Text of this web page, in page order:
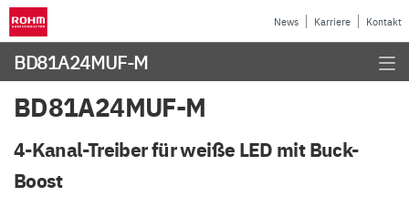
News Karriere Kontakt
BD81A24MUF-M
BD81A24MUF-M
4-Kanal-Treiber für weiße LED mit Buck-
Boost